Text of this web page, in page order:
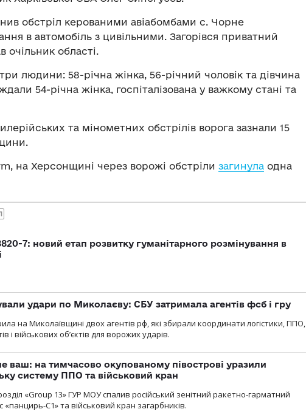
обстріл керованими авіабомбами с. Чорне
в автомобіль з цивільними. Загорівся приватний
області.
людини: 58-річна жінка, 56-річний чоловік та дівчина
54-річна жінка, госпіталізована у важкому стані та
та мінометних обстрілів ворога зазнали 15
на Херсонщині через ворожі обстріли загинула одна
7: новий етап розвитку гуманітарного розмінування в
удари по Миколаєву: СБУ затримала агентів фсб і гру
на Миколаївщині двох агентів рф, які збирали координати логістики, ППО,
і військових об’єктів для ворожих ударів.
ваш: на тимчасово окупованому півострові уразили
систему ППО та військовий кран
«Group 13» ГУР МОУ спалив російський зенітний ракетно-гарматний
«панцирь-С1» та військовий кран загарбників.